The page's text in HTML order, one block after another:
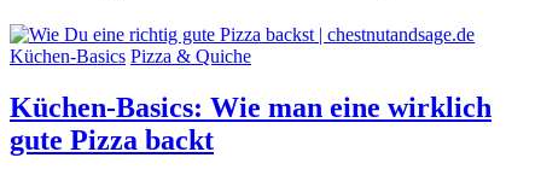
Küchen-Basics Pizza & Quiche
Küchen-Basics: Wie man eine wirklich
gute Pizza backt